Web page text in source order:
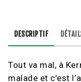
DESCRIPTIF
Tout va mal, à
malade et c’est